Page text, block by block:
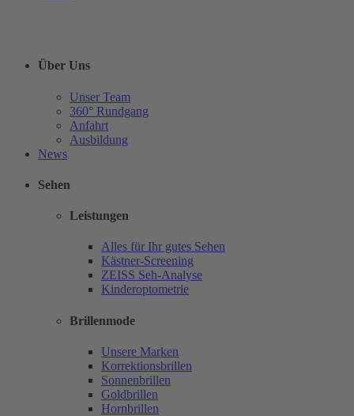
Über Uns
Unser Team
360° Rundgang
Anfahrt
Ausbildung
News
Sehen
Leistungen
Alles für Ihr gutes Sehen
Kästner-Screening
ZEISS Seh-Analyse
Kinderoptometrie
Brillenmode
Unsere Marken
Korrektionsbrillen
Sonnenbrillen
Goldbrillen
Hornbrillen